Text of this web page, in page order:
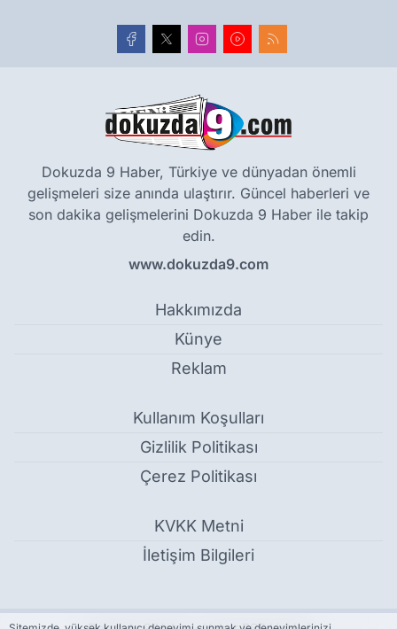
Dokuzda 9 Haber, Türkiye ve dünyadan önemli
gelişmeleri size anında ulaştırır. Güncel haberleri ve
son dakika gelişmelerini Dokuzda 9 Haber ile takip
edin.
www.dokuzda9.com
Hakkımızda
Künye
Reklam
Kullanım Koşulları
Gizlilik Politikası
Çerez Politikası
KVKK Metni
İletişim Bilgileri